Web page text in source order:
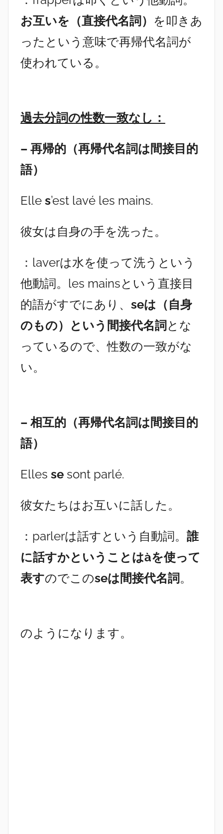
お互いを（直接代名詞） を叩きあ
ったという意味で再帰代名詞が
使われている。
過去分詞の性数一致なし：
– 再帰的（再帰代名詞は間接目的
語）
Elle s’est lavé les mains.
彼女は自身の手を洗った。
：laverは水を使って洗うという
他動詞。les mainsという直接目
的語がすでにあり、 seは（自身
のもの）という間接代名詞とな
っているので、性数の一致がな
い。
– 相互的（再帰代名詞は間接目的
語）
Elles se sont parlé.
彼女たちはお互いに話した。
：parlerは話すという自動詞。 誰
に話すかということはàを使って
表すのでこのseは間接代名詞。
のようになります。